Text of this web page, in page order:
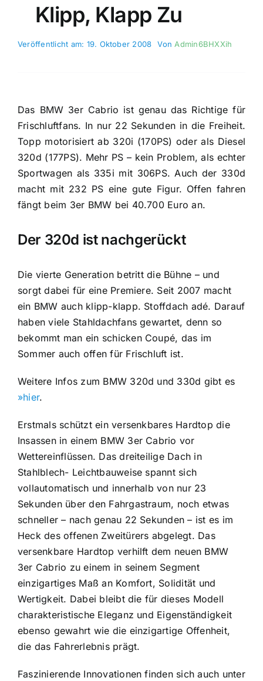
Klipp, Klapp Zu
Veröffentlicht am: 19. Oktober 2008 VonAdmin6BHXXih
Das BMW 3er Cabrio ist genau das Richtige für
Frischluftfans. In nur 22 Sekunden in die Freiheit.
Topp motorisiert ab 320i (170PS) oder als Diesel
320d (177PS). Mehr PS – kein Problem, als echter
Sportwagen als 335i mit 306PS. Auch der 330d
macht mit 232 PS eine gute Figur. Offen fahren
fängt beim 3er BMW bei 40.700 Euro an.
Der 320d ist nachgerückt
Die vierte Generation betritt die Bühne – und
sorgt dabei für eine Premiere. Seit 2007 macht
ein BMW auch klipp-klapp. Stoffdach adé. Darauf
haben viele Stahldachfans gewartet, denn so
bekommt man ein schicken Coupé, das im
Sommer auch offen für Frischluft ist.
Weitere Infos zum BMW 320d und 330d gibt es
»hier.
Erstmals schützt ein versenkbares Hardtop die
Insassen in einem BMW 3er Cabrio vor
Wettereinflüssen. Das dreiteilige Dach in
Stahlblech- Leichtbauweise spannt sich
vollautomatisch und innerhalb von nur 23
Sekunden über den Fahrgastraum, noch etwas
schneller – nach genau 22 Sekunden – ist es im
Heck des offenen Zweitürers abgelegt. Das
versenkbare Hardtop verhilft dem neuen BMW
3er Cabrio zu einem in seinem Segment
einzigartiges Maß an Komfort, Solidität und
Wertigkeit. Dabei bleibt die für dieses Modell
charakteristische Eleganz und Eigenständigkeit
ebenso gewahrt wie die einzigartige Offenheit,
die das Fahrerlebnis prägt.
Faszinierende Innovationen finden sich auch unter